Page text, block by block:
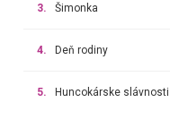
3. Šimonka
4. Deň rodiny
5. Huncokárske